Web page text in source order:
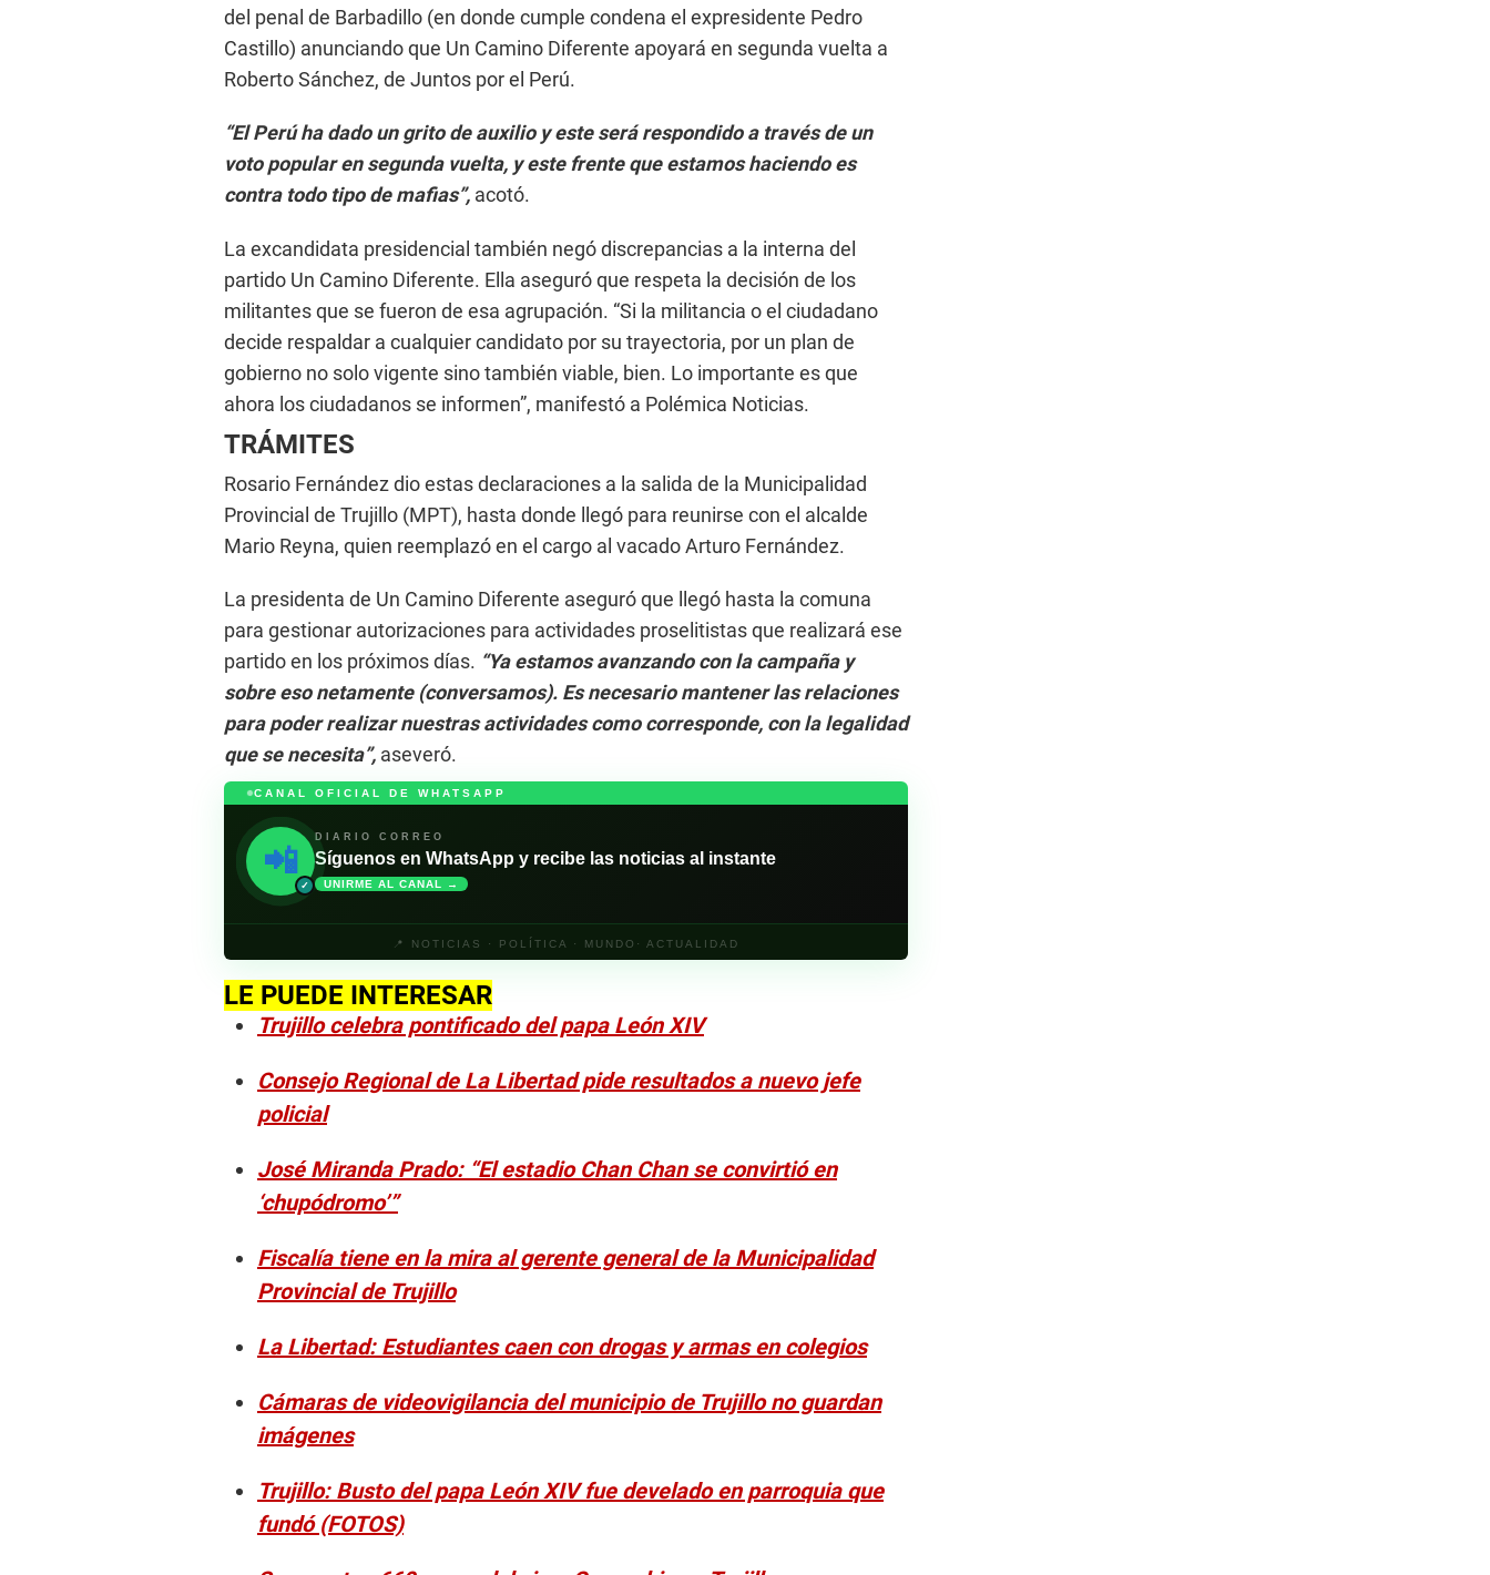
del penal de Barbadillo (en donde cumple condena el expresidente Pedro
Castillo) anunciando que Un Camino Diferente apoyará en segunda vuelta a
Roberto Sánchez, de Juntos por el Perú.
“El Perú ha dado un grito de auxilio y este será respondido a través de un
voto popular en segunda vuelta, y este frente que estamos haciendo es
contra todo tipo de mafias”, acotó.
La excandidata presidencial también negó discrepancias a la interna del
partido Un Camino Diferente. Ella aseguró que respeta la decisión de los
militantes que se fueron de esa agrupación. “Si la militancia o el ciudadano
decide respaldar a cualquier candidato por su trayectoria, por un plan de
gobierno no solo vigente sino también viable, bien. Lo importante es que
ahora los ciudadanos se informen”, manifestó a Polémica Noticias.
TRÁMITES
Rosario Fernández dio estas declaraciones a la salida de la Municipalidad
Provincial de Trujillo (MPT), hasta donde llegó para reunirse con el alcalde
Mario Reyna, quien reemplazó en el cargo al vacado Arturo Fernández.
La presidenta de Un Camino Diferente aseguró que llegó hasta la comuna
para gestionar autorizaciones para actividades proselitistas que realizará ese
partido en los próximos días. “Ya estamos avanzando con la campaña y
sobre eso netamente (conversamos). Es necesario mantener las relaciones
para poder realizar nuestras actividades como corresponde, con la legalidad
que se necesita”, aseveró.
CANAL OFICIAL DE WHATSAPP
📲
✓
DIARIO CORREO
Síguenos en WhatsApp y recibe las noticias al instante
UNIRME AL CANAL →
📍 NOTICIAS · POLÍTICA · MUNDO· ACTUALIDAD
LE PUEDE INTERESAR
Trujillo celebra pontificado del papa León XIV
Consejo Regional de La Libertad pide resultados a nuevo jefe
policial
José Miranda Prado: “El estadio Chan Chan se convirtió en
‘chupódromo’”
Fiscalía tiene en la mira al gerente general de la Municipalidad
Provincial de Trujillo
La Libertad: Estudiantes caen con drogas y armas en colegios
Cámaras de videovigilancia del municipio de Trujillo no guardan
imágenes
Trujillo: Busto del papa León XIV fue develado en parroquia que
fundó (FOTOS)